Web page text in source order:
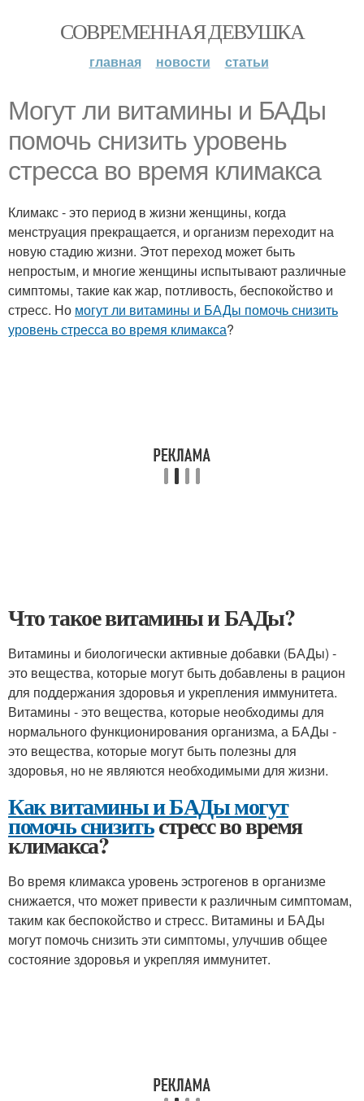
СОВРЕМЕННАЯ ДЕВУШКА
главная новости статьи
Могут ли витамины и БАДы
помочь снизить уровень
стресса во время климакса
Климакс - это период в жизни женщины, когда
менструация прекращается, и организм переходит на
новую стадию жизни. Этот переход может быть
непростым, и многие женщины испытывают различные
симптомы, такие как жар, потливость, беспокойство и
стресс. Но могут ли витамины и БАДы помочь снизить
уровень стресса во время климакса?
Что такое витамины и БАДы?
Витамины и биологически активные добавки (БАДы) -
это вещества, которые могут быть добавлены в рацион
для поддержания здоровья и укрепления иммунитета.
Витамины - это вещества, которые необходимы для
нормального функционирования организма, а БАДы -
это вещества, которые могут быть полезны для
здоровья, но не являются необходимыми для жизни.
Как витамины и БАДы могут
помочь снизитьстресс во время
климакса?
Во время климакса уровень эстрогенов в организме
снижается, что может привести к различным симптомам,
таким как беспокойство и стресс. Витамины и БАДы
могут помочь снизить эти симптомы, улучшив общее
состояние здоровья и укрепляя иммунитет.